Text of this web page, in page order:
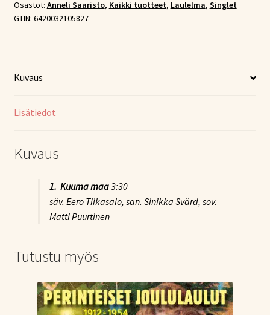
(CD-
single)
Osastot: Anneli Saaristo, Kaikki tuotteet, Laulelma, Singlet
GTIN: 6420032105827
Kuvaus
Lisätiedot
Kuvaus
1. Kuuma maa3:30
säv. Eero Tiikasalo, san. Sinikka Svärd, sov.
Matti Puurtinen
Tutustu myös